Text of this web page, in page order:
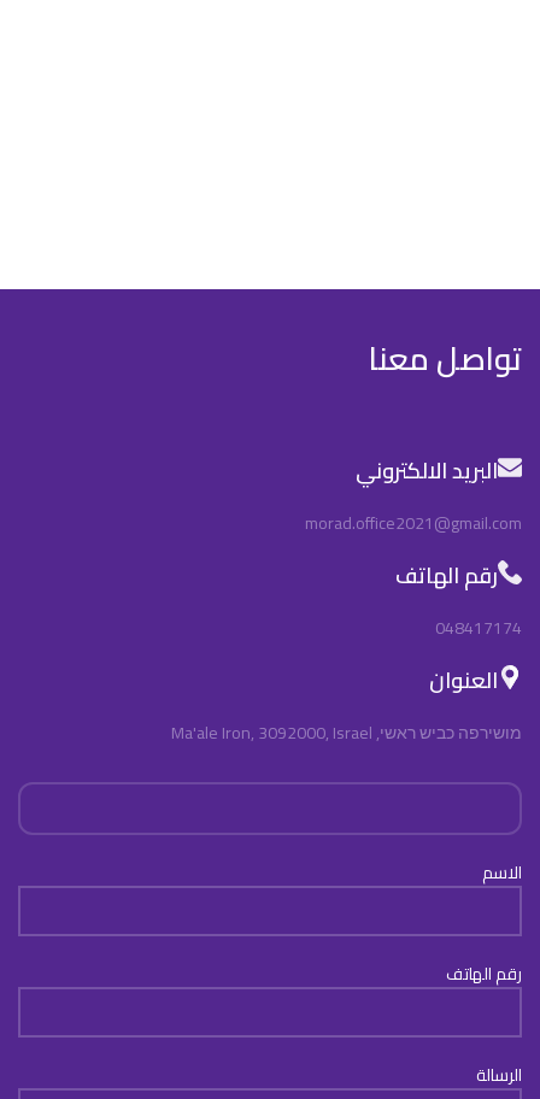
تواصل معنا
البريد الالكتروني
morad.office2021@gmail.com
رقم الهاتف
048417174
العنوان
מושירפה כביש ראשי, Ma'ale Iron, 3092000, Israel
الاسم
رقم الهاتف
الرسالة